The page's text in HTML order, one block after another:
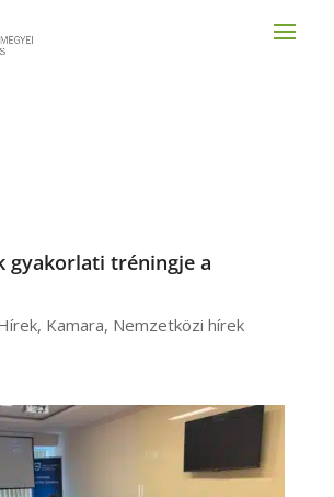
gyakorlati tréningje a
, Kamara, Nemzetközi hírek